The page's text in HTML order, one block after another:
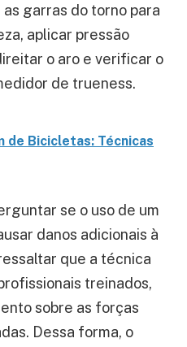
garras do torno para
aplicar pressão
o aro e verificar o
de trueness.
de Bicicletas: Técnicas
se o uso de um
danos adicionais à
que a técnica
treinados,
sobre as forças
Dessa forma, o